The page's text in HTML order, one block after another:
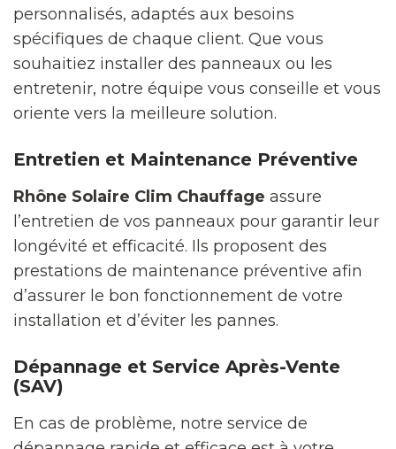
personnalisés, adaptés aux besoins
spécifiques de chaque client. Que vous
souhaitiez installer des panneaux ou les
entretenir, notre équipe vous conseille et vous
oriente vers la meilleure solution.
Entretien et Maintenance Préventive
Rhône Solaire Clim Chauffage assure
l’entretien de vos panneaux pour garantir leur
longévité et efficacité. Ils proposent des
prestations de maintenance préventive afin
d’assurer le bon fonctionnement de votre
installation et d’éviter les pannes.
Dépannage et Service Après-Vente
(SAV)
En cas de problème, notre service de